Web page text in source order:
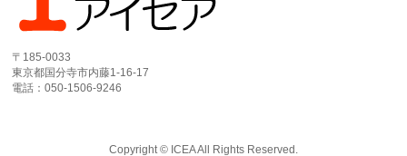
〒185-0033
東京都国分寺市内藤1-16-17
電話：050-1506-9246
Copyright © ICEAAll Rights Reserved.